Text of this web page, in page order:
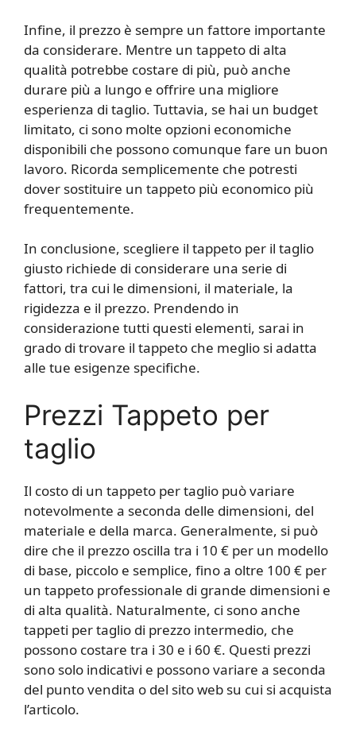
Infine, il prezzo è sempre un fattore importante
da considerare. Mentre un tappeto di alta
qualità potrebbe costare di più, può anche
durare più a lungo e offrire una migliore
esperienza di taglio. Tuttavia, se hai un budget
limitato, ci sono molte opzioni economiche
disponibili che possono comunque fare un buon
lavoro. Ricorda semplicemente che potresti
dover sostituire un tappeto più economico più
frequentemente.
In conclusione, scegliere il tappeto per il taglio
giusto richiede di considerare una serie di
fattori, tra cui le dimensioni, il materiale, la
rigidezza e il prezzo. Prendendo in
considerazione tutti questi elementi, sarai in
grado di trovare il tappeto che meglio si adatta
alle tue esigenze specifiche.
Prezzi Tappeto per
taglio
Il costo di un tappeto per taglio può variare
notevolmente a seconda delle dimensioni, del
materiale e della marca. Generalmente, si può
dire che il prezzo oscilla tra i 10 € per un modello
di base, piccolo e semplice, fino a oltre 100 € per
un tappeto professionale di grande dimensioni e
di alta qualità. Naturalmente, ci sono anche
tappeti per taglio di prezzo intermedio, che
possono costare tra i 30 e i 60 €. Questi prezzi
sono solo indicativi e possono variare a seconda
del punto vendita o del sito web su cui si acquista
l’articolo.